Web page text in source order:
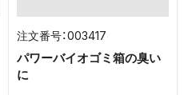
003417
パワーバイオゴミ箱の臭い
に